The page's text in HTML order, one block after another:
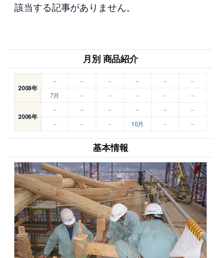
該当する記事がありません。
月別 商品紹介
2008年
– – – – –
–
7月
– – – – –
2006年
– – – – –
–
–
– – 10月 – –
基本情報